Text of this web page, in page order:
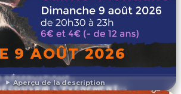
Aperçu de la description
9 AOÛT 2026
L'ÉVÉNEMENT